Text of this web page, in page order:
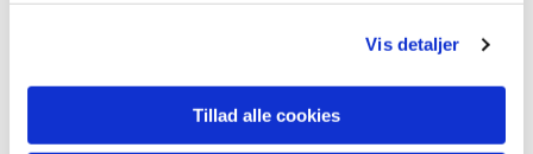
Vis detaljer
Tillad alle cookies
Du vil måske også kunne lide...